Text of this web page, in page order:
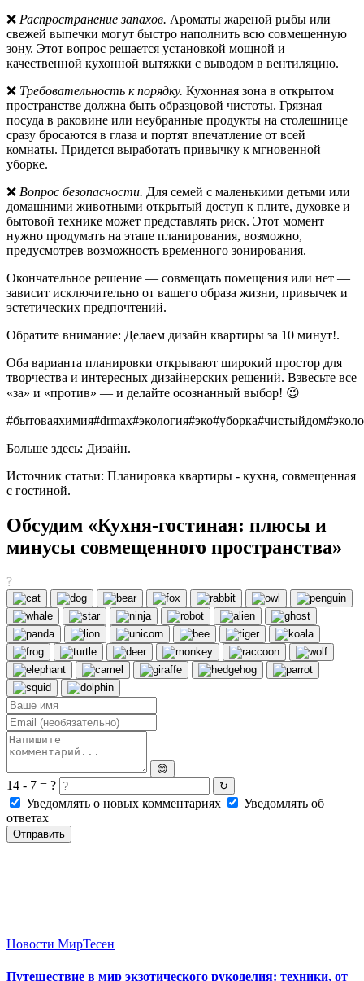
❌ Распространение запахов. Ароматы жареной рыбы или
свежей выпечки могут быстро наполнить всю совмещенную
зону. Этот вопрос решается установкой мощной и
качественной кухонной вытяжки с выводом в вентиляцию.
❌ Требовательность к порядку. Кухонная зона в открытом
пространстве должна быть образцовой чистоты. Грязная
посуда в раковине или неубранные продукты на столешнице
сразу бросаются в глаза и портят впечатление от всей
комнаты. Придется выработать привычку к мгновенной
уборке.
❌ Вопрос безопасности. Для семей с маленькими детьми или
домашними животными открытый доступ к плите, духовке и
бытовой технике может представлять риск. Этот момент
нужно продумать на этапе планирования, возможно,
предусмотрев возможность временного зонирования.
Окончательное решение — совмещать помещения или нет —
зависит исключительно от вашего образа жизни, привычек и
эстетических предпочтений.
Обратите внимание: Делаем дизайн квартиры за 10 минут!.
Оба варианта планировки открывают широкий простор для
творчества и интересных дизайнерских решений. Взвесьте все
«за» и «против» — и делайте осознанный выбор! 😉
#бытоваяхимия#drmax#экология#эко#уборка#чистыйдом
Больше здесь: Дизайн.
Источник статьи: Планировка квартиры - кухня, совмещенная
с гостиной.
Обсудим «Кухня-гостиная: плюсы и
минусы совмещенного пространства»
?
😊
14 - 7 = ? ↻
Уведомлять о новых комментариях
Уведомлять об
ответах
Отправить
Новости МирТесен
Путешествие в мир экзотического рукоделия: техники, от